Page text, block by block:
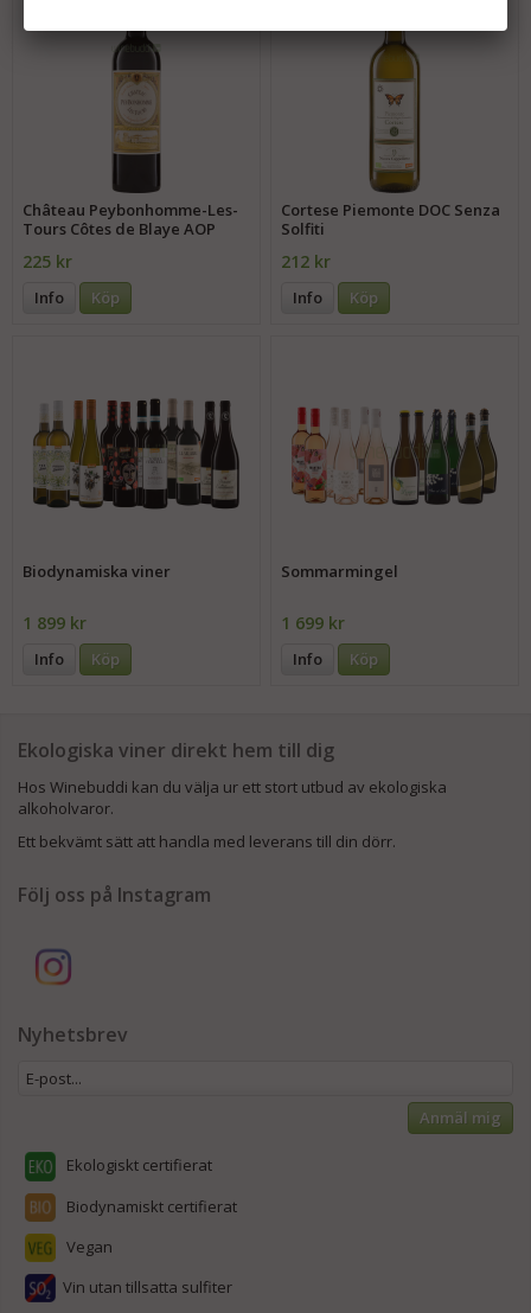
Château Peybonhomme-Les-
Tours Côtes de Blaye AOP
225 kr
Info Köp
Cortese Piemonte DOC Senza
Solfiti
212 kr
Info Köp
Biodynamiska viner
1 899 kr
Info Köp
Sommarmingel
1 699 kr
Info Köp
Ekologiska viner direkt hem till dig
Hos Winebuddi kan du välja ur ett stort utbud av ekologiska
alkoholvaror.
Ett bekvämt sätt att handla med leverans till din dörr.
Följ oss på Instagram
Nyhetsbrev
Anmäl mig
Ekologiskt certifierat
Biodynamiskt certifierat
Vegan
Vin utan tillsatta sulfiter